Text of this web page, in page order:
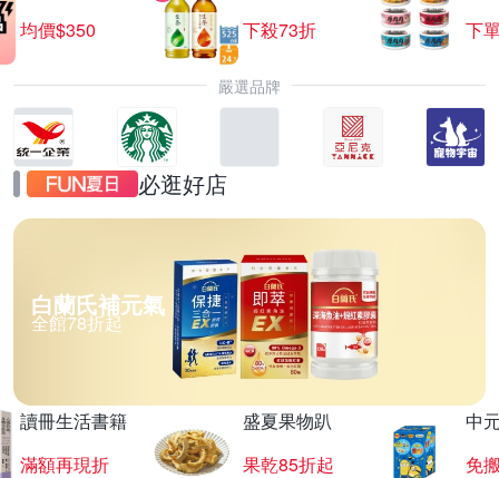
均價$350
下殺73折
下
嚴選品牌
必逛好店
白蘭氏補元氣
全館78折起
讀冊生活書籍
滿額再現折
盛夏果物趴
果乾85折起
中
免